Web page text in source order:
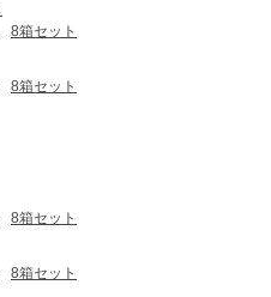
8箱セット
8箱セット
8箱セット
8箱セット